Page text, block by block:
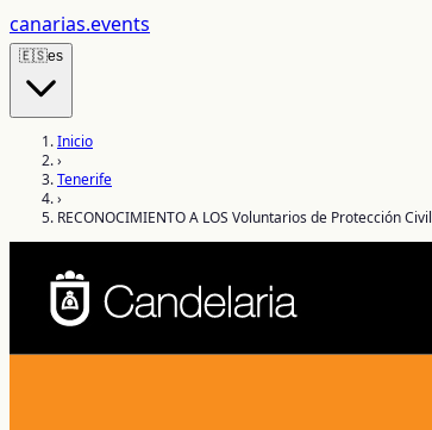
canarias.events
🇪🇸es
Inicio
›
Tenerife
›
RECONOCIMIENTO A LOS Voluntarios de Protección Civil